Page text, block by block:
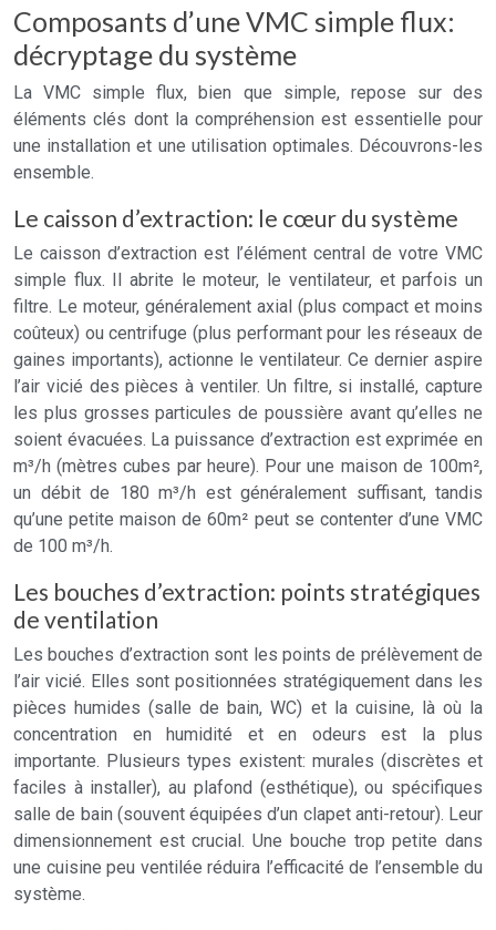
Composants d’une VMC simple flux:
décryptage du système
La VMC simple flux, bien que simple, repose sur des
éléments clés dont la compréhension est essentielle pour
une installation et une utilisation optimales. Découvrons-les
ensemble.
Le caisson d’extraction: le cœur du système
Le caisson d’extraction est l’élément central de votre VMC
simple flux. Il abrite le moteur, le ventilateur, et parfois un
filtre. Le moteur, généralement axial (plus compact et moins
coûteux) ou centrifuge (plus performant pour les réseaux de
gaines importants), actionne le ventilateur. Ce dernier aspire
l’air vicié des pièces à ventiler. Un filtre, si installé, capture
les plus grosses particules de poussière avant qu’elles ne
soient évacuées. La puissance d’extraction est exprimée en
m³/h (mètres cubes par heure). Pour une maison de 100m²,
un débit de 180 m³/h est généralement suffisant, tandis
qu’une petite maison de 60m² peut se contenter d’une VMC
de 100 m³/h.
Les bouches d’extraction: points stratégiques
de ventilation
Les bouches d’extraction sont les points de prélèvement de
l’air vicié. Elles sont positionnées stratégiquement dans les
pièces humides (salle de bain, WC) et la cuisine, là où la
concentration en humidité et en odeurs est la plus
importante. Plusieurs types existent: murales (discrètes et
faciles à installer), au plafond (esthétique), ou spécifiques
salle de bain (souvent équipées d’un clapet anti-retour). Leur
dimensionnement est crucial. Une bouche trop petite dans
une cuisine peu ventilée réduira l’efficacité de l’ensemble du
système.